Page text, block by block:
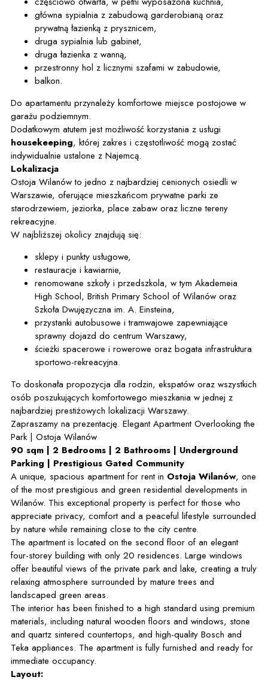
główna sypialnia z zabudową garderobianą oraz
prywatną łazienką z prysznicem,
druga sypialnia lub gabinet,
druga łazienka z wanną,
przestronny hol z licznymi szafami w zabudowie,
balkon.
Do apartamentu przynależy komfortowe miejsce postojowe w
garażu podziemnym.
Dodatkowym atutem jest możliwość korzystania z usługi
housekeeping, której zakres i częstotliwość mogą zostać
indywidualnie ustalone z Najemcą.
Lokalizacja
Ostoja Wilanów to jedno z najbardziej cenionych osiedli w
Warszawie, oferujące mieszkańcom prywatne parki ze
starodrzewiem, jeziorka, place zabaw oraz liczne tereny
rekreacyjne.
W najbliższej okolicy znajdują się:
sklepy i punkty usługowe,
restauracje i kawiarnie,
renomowane szkoły i przedszkola, w tym Akademeia
High School, British Primary School of Wilanów oraz
Szkoła Dwujęzyczna im. A. Einsteina,
przystanki autobusowe i tramwajowe zapewniające
sprawny dojazd do centrum Warszawy,
ścieżki spacerowe i rowerowe oraz bogata infrastruktura
sportowo-rekreacyjna.
To doskonała propozycja dla rodzin, ekspatów oraz wszystkich
osób poszukujących komfortowego mieszkania w jednej z
najbardziej prestiżowych lokalizacji Warszawy.
Zapraszamy na prezentację. Elegant Apartment Overlooking the
Park | Ostoja Wilanów
90 sqm | 2 Bedrooms | 2 Bathrooms | Underground
Parking | Prestigious Gated Community
A unique, spacious apartment for rent in Ostoja Wilanów, one
of the most prestigious and green residential developments in
Wilanów. This exceptional property is perfect for those who
appreciate privacy, comfort and a peaceful lifestyle surrounded
by nature while remaining close to the city centre.
The apartment is located on the second floor of an elegant
four-storey building with only 20 residences. Large windows
offer beautiful views of the private park and lake, creating a truly
relaxing atmosphere surrounded by mature trees and
landscaped green areas.
The interior has been finished to a high standard using premium
materials, including natural wooden floors and windows, stone
and quartz sintered countertops, and high-quality Bosch and
Teka appliances. The apartment is fully furnished and ready for
immediate occupancy.
Layout: